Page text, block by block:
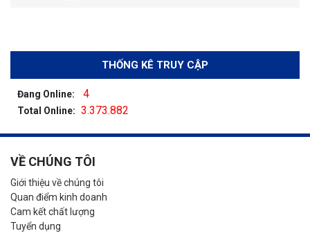
THỐNG KÊ TRUY CẬP
Đang Online: 4
Total Online: 3.373.882
VỀ CHÚNG TÔI
Giới thiệu về chúng tôi
Quan điểm kinh doanh
Cam kết chất lượng
Tuyển dụng